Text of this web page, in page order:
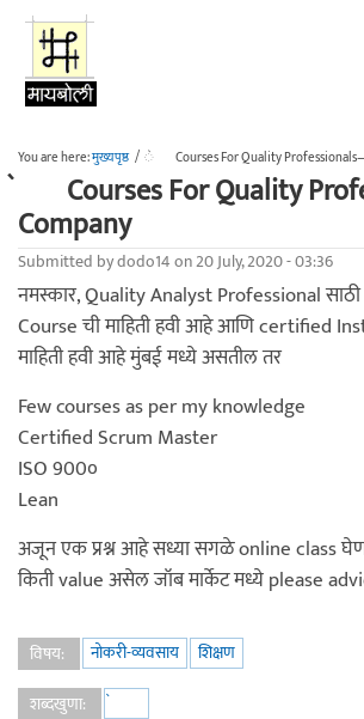
Skip to main content
You are here:मुख्यपृष्ठ / ॓Courses For Quality
॓Courses For Quality
Company
Submitted bydodo14on 20 July, 2020 - 03:36
नमस्कार, Quality Analyst Professional
Course ची माहिती हवी आहे आणि certified
माहिती हवी आहे मुंबई मध्ये असतील तर
Few courses as per my knowledge
Certified Scrum Master
ISO 900०
Lean
अजून एक प्रश्न आहे सध्या सगळे online class
किती value असेल जॉब मार्केट मध्ये please
विषय: नोकरी-व्यवसाय
शिक्षण
शब्दखुणा: